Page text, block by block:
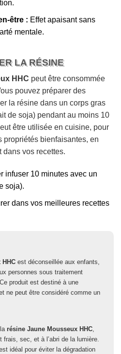
être : Effet apaisant sans
mentale.
LA RÉSINE
HHC peut être consommée
pouvez préparer des
la résine dans un corps gras
de soja) pendant au moins 10
être utilisée en cuisine, pour
propriétés bienfaisantes, en
dans vos recettes.
infuser 10 minutes avec un
soja).
dans vos meilleures recettes
est déconseillée aux enfants,
personnes sous traitement
produit est destiné à une
ne peut être considéré comme un
résine Jaune Mousseux HHC,
frais, sec, et à l’abri de la lumière.
idéal pour éviter la dégradation